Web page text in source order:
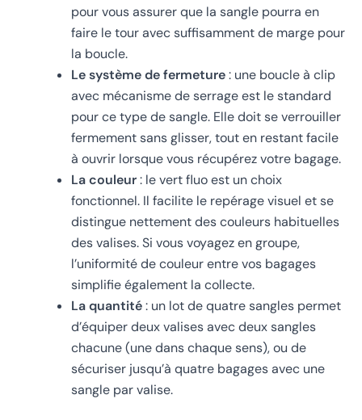
pour vous assurer que la sangle pourra en
faire le tour avec suffisamment de marge pour
la boucle.
Le système de fermeture: une boucle à clip
avec mécanisme de serrage est le standard
pour ce type de sangle. Elle doit se verrouiller
fermement sans glisser, tout en restant facile
à ouvrir lorsque vous récupérez votre bagage.
La couleur: le vert fluo est un choix
fonctionnel. Il facilite le repérage visuel et se
distingue nettement des couleurs habituelles
des valises. Si vous voyagez en groupe,
l’uniformité de couleur entre vos bagages
simplifie également la collecte.
La quantité: un lot de quatre sangles permet
d’équiper deux valises avec deux sangles
chacune (une dans chaque sens), ou de
sécuriser jusqu’à quatre bagages avec une
sangle par valise.